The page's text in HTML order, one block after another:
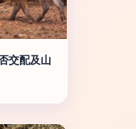
交配及山